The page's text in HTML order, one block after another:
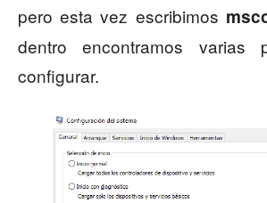
pero esta vez escribimos
dentro encontramos varias
configurar.